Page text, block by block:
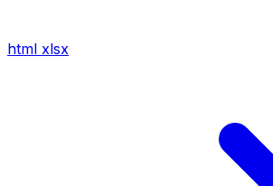
html xlsx